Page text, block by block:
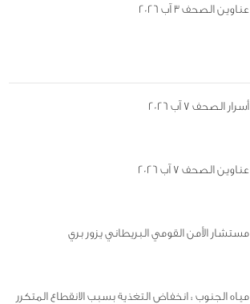
عناوين الصحف 3 آب 2026
أسرار الصحف 7 آب 2026
عناوين الصحف 7 آب 2026
مستشار الأمن القومي البريطاني يزور بري
مياه الجنوب : انخفاض التغذية بسبب الانقطاع المتكرر